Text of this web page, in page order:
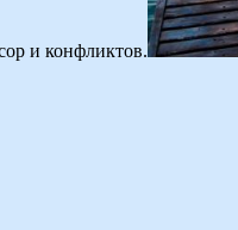
и конфликтов.